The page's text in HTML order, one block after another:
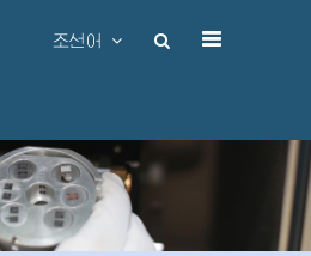
조선어